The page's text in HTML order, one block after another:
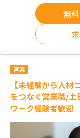
無
営業
【未経験から人
をつなぐ営業職/土
ワーク経験者歓迎